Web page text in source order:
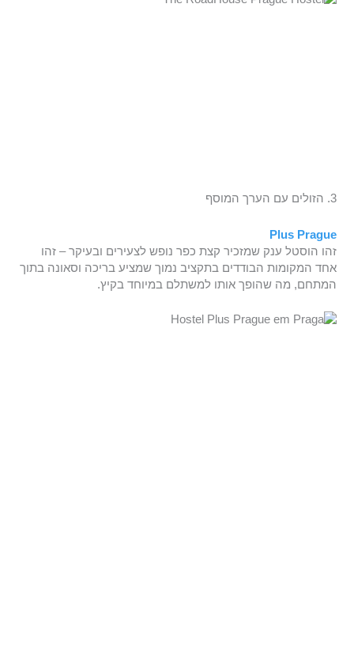
3. הזולים עם הערך המוסף
Plus Prague
זהו הוסטל ענק שמזכיר קצת כפר נופש לצעירים ובעיקר – זהו
אחד המקומות הבודדים בתקציב נמוך שמציע בריכה וסאונה בתוך
המתחם, מה שהופך אותו למשתלם במיוחד בקיץ.